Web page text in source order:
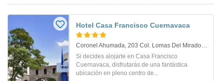
Hotel Casa Francisco Cuernavaca
Coronel Ahumada, 203 Col. Lomas Del Mirador. Cuernavaca
Si decides alojarte en Casa Francisco
Cuernavaca, disfrutarás de una fantástica
ubicación en pleno centro de...